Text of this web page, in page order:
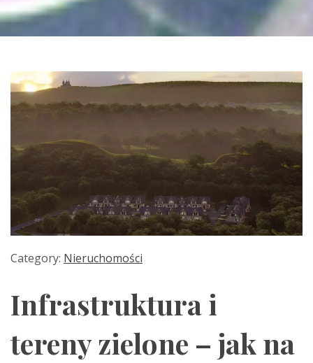
Category: Nieruchomości
Infrastruktura i
tereny zielone – jak na